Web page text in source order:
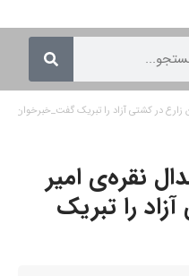
در کشتی آزاد را تبریک گفت_خبرخوان
نقره‌ی امیر
را تبریک